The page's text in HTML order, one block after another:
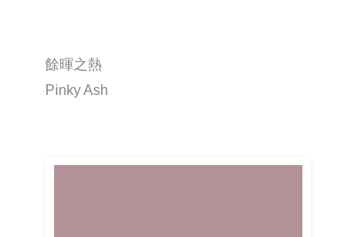
餘暉之熱
Pinky Ash